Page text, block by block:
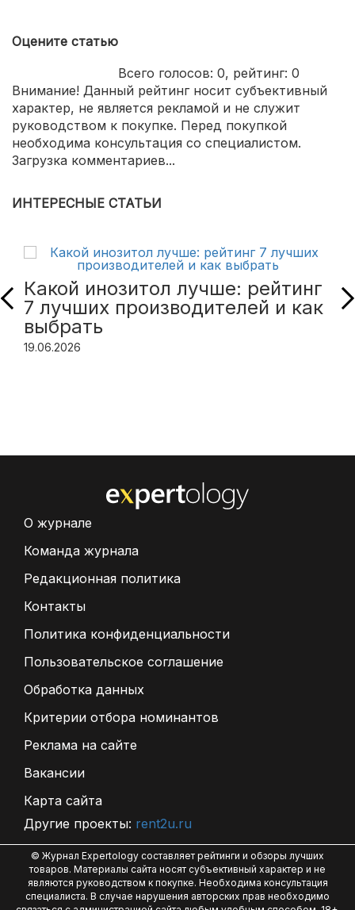
Оцените статью
Всего голосов: 0, рейтинг: 0
Внимание! Данный рейтинг носит субъективный
характер, не является рекламой и не служит
руководством к покупке. Перед покупкой
необходима консультация со специалистом.
Загрузка комментариев...
ИНТЕРЕСНЫЕ СТАТЬИ
Какой инозитол лучше: рейтинг
7 лучших производителей и как
выбрать
19.06.2026
О журнале
Команда журнала
Редакционная политика
Контакты
Политика конфиденциальности
Пользовательское соглашение
Обработка данных
Критерии отбора номинантов
Реклама на сайте
Вакансии
Карта сайта
Другие проекты: rent2u.ru
© Журнал Expertology составляет рейтинги и обзоры лучших
товаров. Материалы сайта носят субъективный характер и не
являются руководством к покупке. Необходима консультация
специалиста. В случае нарушения авторских прав необходимо